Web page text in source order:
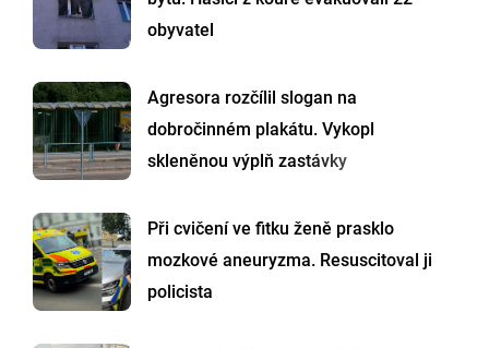
obyvatel
Agresora rozčílil slogan na
dobročinném plakátu. Vykopl
skleněnou výplň zastávky
Při cvičení ve fitku ženě prasklo
mozkové aneuryzma. Resuscitoval ji
policista